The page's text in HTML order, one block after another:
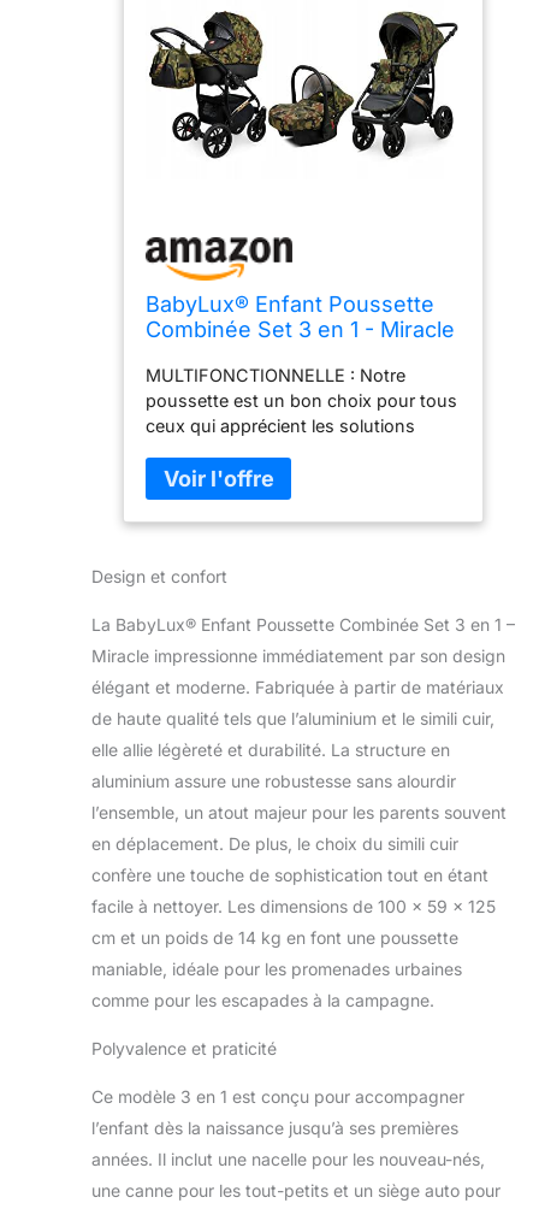
BabyLux® Enfant Poussette
Combinée Set 3 en 1 - Miracle
de voiture - Siège Auto -
Pliable - avec Sac à langer,
Habillage pluie, Moustiquaire
etc.
MULTIFONCTIONNELLE : Notre
poussette est un bon choix pour tous
ceux qui apprécient les solutions
utilisé comme poussette basse ou
être transformé en landau en un seul
instant. Le patin, le repose-pieds et le
poussette offre 2 possibilités de
- en fonction de vos besoins. DESIGN
ÉLÉGANT: des tissus exclusifs ont été
utilisés pour la poussette, qui sont
très élégants et qui sont en outre
résistants à la lumière et à l'humidité.
De plus, le patin, la rampe et le
repose-pieds sont fabriqués en
similicuir résistant, ce qui rend la
chic. Le rembourrage en coton doux
peut être retiré pour être lavé. La
poussette est disponible dans une
gamme de couleurs aux motifs
conforme aux strictes normes
européennes EN 1888-
ceintures de sécurité à cinq points
la protection et le confort pendant le
trajet. Les roues à roulement à billes
avec des pneus en polyuréthane ne
sont pas sensibles aux crevaisons et
Design et confort
La BabyLux® Enfant Poussette Combinée Set 3 en 1 –
Miracle impressionne immédiatement par son design
élégant et moderne. Fabriquée à partir de matériaux
de haute qualité tels que l’aluminium et le simili cuir,
elle allie légèreté et durabilité. La structure en
aluminium assure une robustesse sans alourdir
l’ensemble, un atout majeur pour les parents souvent
en déplacement. De plus, le choix du simili cuir
confère une touche de sophistication tout en étant
facile à nettoyer. Les dimensions de 100 x 59 x 125
cm et un poids de 14 kg en font une poussette
maniable, idéale pour les promenades urbaines
comme pour les escapades à la campagne.
Polyvalence et praticité
Ce modèle 3 en 1 est conçu pour accompagner
l’enfant dès la naissance jusqu’à ses premières
années. Il inclut une nacelle pour les nouveau-nés,
une canne pour les tout-petits et un siège auto pour